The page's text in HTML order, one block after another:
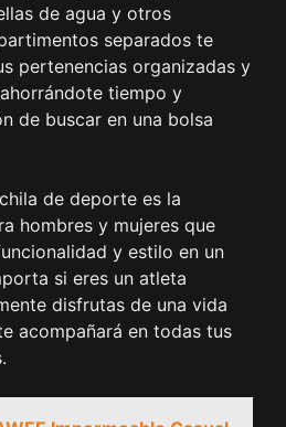
de agua y otros
separados te
pertenencias organizadas y
tiempo y
de buscar en una bolsa
de deporte es la
hombres y mujeres que
y estilo en un
si eres un atleta
disfrutas de una vida
acompañará en todas tus